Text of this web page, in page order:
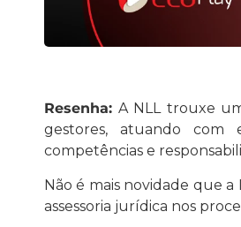
Resenha:A NLL trouxe
gestores, atuando com
competências e
Não é mais novidade que a
assessoria jurídica nos